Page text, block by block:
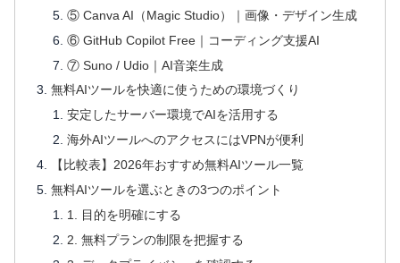
⑤ Canva AI（Magic Studio）｜画像・デザイン生成
⑥ GitHub Copilot Free｜コーディング支援AI
⑦ Suno / Udio｜AI音楽生成
無料AIツールを快適に使うための環境づくり
安定したサーバー環境でAIを活用する
海外AIツールへのアクセスにはVPNが便利
【比較表】2026年おすすめ無料AIツール一覧
無料AIツールを選ぶときの3つのポイント
1. 目的を明確にする
2. 無料プランの制限を把握する